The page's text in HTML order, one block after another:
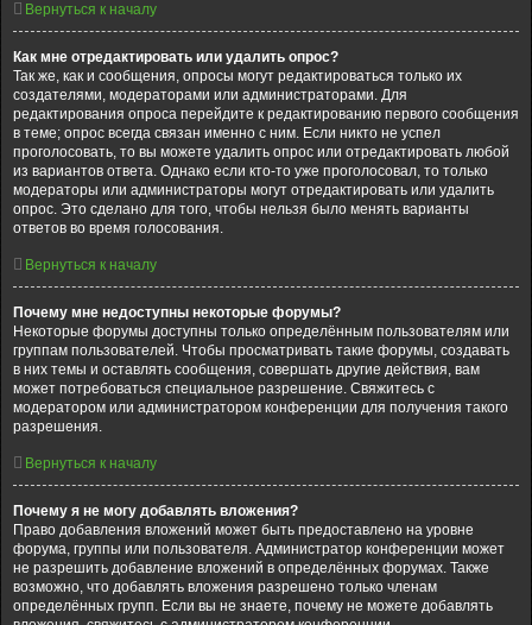
Вернуться к началу
Как мне отредактировать или удалить опрос?
Так же, как и сообщения, опросы могут редактироваться только их
создателями, модераторами или администраторами. Для
редактирования опроса перейдите к редактированию первого сообщения
в теме; опрос всегда связан именно с ним. Если никто не успел
проголосовать, то вы можете удалить опрос или отредактировать любой
из вариантов ответа. Однако если кто-то уже проголосовал, то только
модераторы или администраторы могут отредактировать или удалить
опрос. Это сделано для того, чтобы нельзя было менять варианты
ответов во время голосования.
Вернуться к началу
Почему мне недоступны некоторые форумы?
Некоторые форумы доступны только определённым пользователям или
группам пользователей. Чтобы просматривать такие форумы, создавать
в них темы и оставлять сообщения, совершать другие действия, вам
может потребоваться специальное разрешение. Свяжитесь с
модератором или администратором конференции для получения такого
разрешения.
Вернуться к началу
Почему я не могу добавлять вложения?
Право добавления вложений может быть предоставлено на уровне
форума, группы или пользователя. Администратор конференции может
не разрешить добавление вложений в определённых форумах. Также
возможно, что добавлять вложения разрешено только членам
определённых групп. Если вы не знаете, почему не можете добавлять